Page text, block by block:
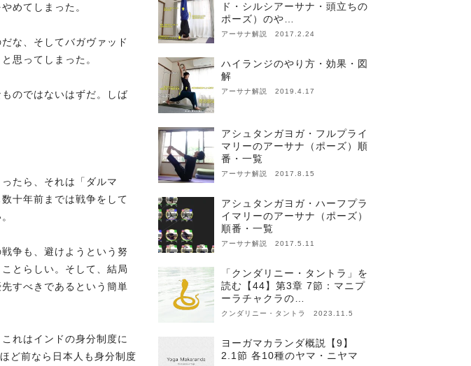
めてしまった。
な、そしてバガヴァッド
思ってしまった。
のではないはずだ。しば
たら、それは「ダルマ
十年前までは戦争をして
争も、避けようという努
とらしい。そして、結局
すべきであるという簡単
れはインドの身分制度に
ど前なら日本人も身分制度
ド・シルシアーサナ・頭立ちの
ポーズ）のや…
アーサナ解説 2017.2.24
ハイランジのやり方・効果・図
解
アーサナ解説 2019.4.17
アシュタンガヨガ・フルプライ
マリーのアーサナ（ポーズ）順
番・一覧
アーサナ解説 2017.8.15
アシュタンガヨガ・ハーフプラ
イマリーのアーサナ（ポーズ）
順番・一覧
アーサナ解説 2017.5.11
「クンダリニー・タントラ」を
読む【44】第3章 7節：マニプ
ーラチャクラの…
クンダリニー・タントラ 2023.11.5
ヨーガマカランダ概説【9】
2.1節 各10種のヤマ・ニヤマ